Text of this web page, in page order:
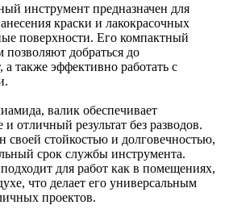
инструмент предназначен для
краски и лакокрасочных
поверхности. Его компактный
добраться до
также эффективно работать с
валик обеспечивает
отличный результат без разводов.
своей стойкостью и долговечностью,
срок службы инструмента.
для работ как в помещениях,
что делает его универсальным
проектов.